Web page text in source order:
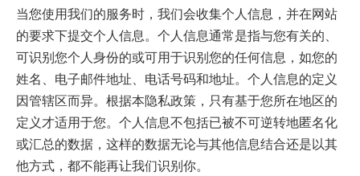
当您使用我们的服务时，我们会收集个人信息，并在网站
的要求下提交个人信息。个人信息通常是指与您有关的、
可识别您个人身份的或可用于识别您的任何信息，如您的
姓名、电子邮件地址、电话号码和地址。个人信息的定义
因管辖区而异。根据本隐私政策，只有基于您所在地区的
定义才适用于您。个人信息不包括已被不可逆转地匿名化
或汇总的数据，这样的数据无论与其他信息结合还是以其
他方式，都不能再让我们识别你。